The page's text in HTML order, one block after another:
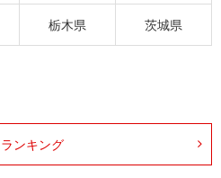
栃木県 茨城県
ランキング